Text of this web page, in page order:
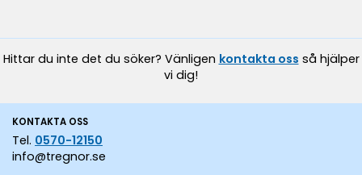
Hittar du inte det du söker? Vänligen kontakta oss så hjälper
vi dig!
KONTAKTA OSS
Tel. 0570-12150
info@tregnor.se